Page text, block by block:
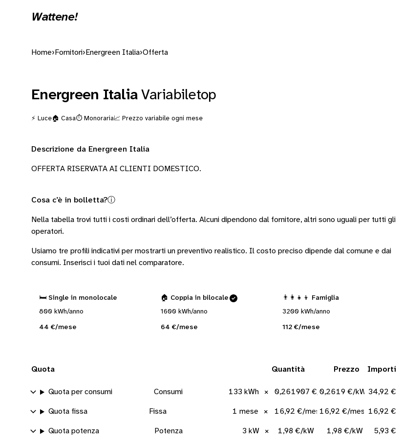
Wattene!
Home› Fornitori› Energreen Italia›Offerta
Energreen Italia Variabiletop
⚡ Luce🏠 Casa⏱️ Monoraria📈 Prezzo variabile ogni mese
Descrizione da Energreen Italia
OFFERTA RISERVATA AI CLIENTI DOMESTICO.
Cosa c’è in bolletta?ⓘ
Nella tabella trovi tutti i costi ordinari dell’offerta. Alcuni dipendono dal fornitore, altri sono uguali per tutti gli
operatori.
Usiamo tre profili indicativi per mostrarti un preventivo realistico. Il costo preciso dipende dal comune e dai
consumi. Inserisci i tuoi dati nel comparatore.
🛏️ Single in monolocale
800 kWh/anno
44 €/mese
🏠 Coppia in bilocale
1600 kWh/anno
64 €/mese
👨‍👩‍👧‍👦 Famiglia
3200 kWh/anno
112 €/mese
Quota Quantità Prezzo Importi
Quota per consumi Consumi 133 kWh × 0,261907 €/kWh0,2619 €/kWh34,92 €
Quota fissa Fissa 1 mese × 16,92 €/mese16,92 €/mese16,92 €
Quota potenza Potenza 3 kW × 1,98 €/kW 1,98 €/kW 5,93 €